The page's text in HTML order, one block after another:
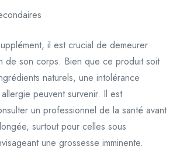
il est crucial de demeurer
de son corps. Bien que ce produit soit
naturels, une intolérance
peuvent survenir. Il est
un professionnel de la santé avant
surtout pour celles sous
une grossesse imminente.